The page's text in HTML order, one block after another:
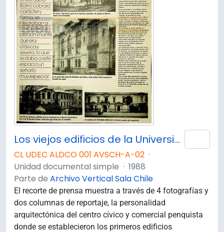
Los viejos edificios de la Universidad de Concepción (1988) / por Guillermo Chandía C.
CL UDEC ALDCO 001 AVSCH-A-02 ·
Unidad documental simple · 1988
Parte de Archivo Vertical Sala Chile
El recorte de prensa muestra a través de 4 fotografías y
dos columnas de reportaje, la personalidad
arquitectónica del centro cívico y comercial penquista
donde se establecieron los primeros edificios